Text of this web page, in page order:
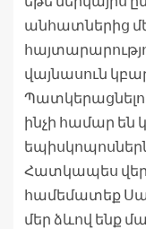
անհատներից
վայնասուն
ինչի համար են
Հատկապես
համեմատեք
մեր ձևով ենք